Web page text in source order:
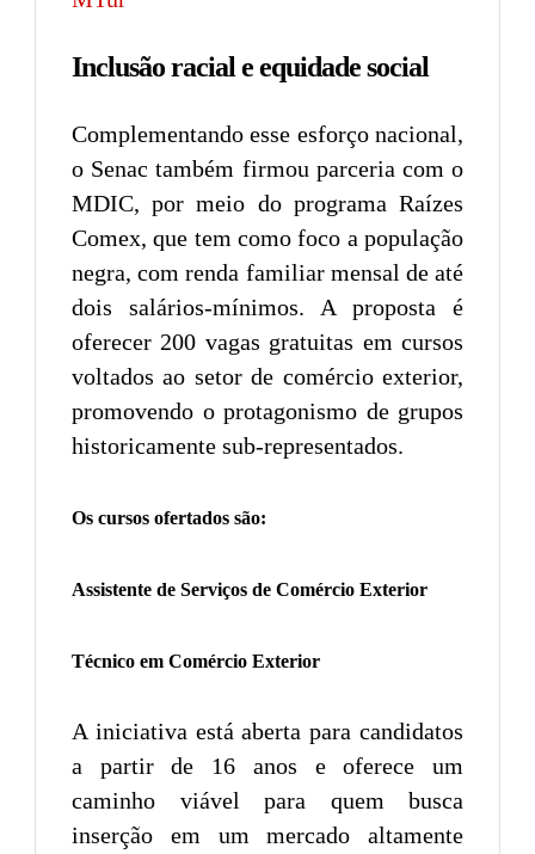
Inclusão racial e equidade social
Complementando esse esforço nacional,
o Senac também firmou parceria com o
MDIC, por meio do programa Raízes
Comex, que tem como foco a população
negra, com renda familiar mensal de até
dois salários-mínimos. A proposta é
oferecer 200 vagas gratuitas em cursos
voltados ao setor de comércio exterior,
promovendo o protagonismo de grupos
historicamente sub-representados.
Os cursos ofertados são:
Assistente de Serviços de Comércio Exterior
Técnico em Comércio Exterior
A iniciativa está aberta para candidatos
a partir de 16 anos e oferece um
caminho viável para quem busca
inserção em um mercado altamente